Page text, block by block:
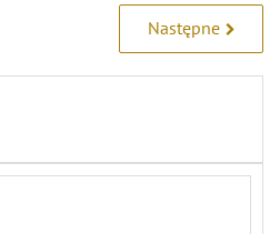
Następne